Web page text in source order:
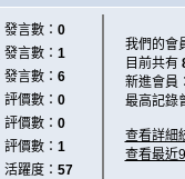
發言數： 0
發言數： 1
發言數： 6
評價數： 0
評價數： 0
評價數： 1
活躍度： 57
我們的會
目前共有
新進會員
最高記錄
查看詳細
查看最近